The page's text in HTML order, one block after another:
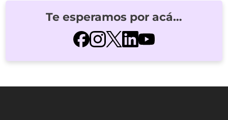
Te esperamos por acá…